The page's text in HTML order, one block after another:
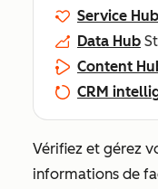
Service Hub
Data Hub
Content
CRM
Vérifiez et gérez
informations de